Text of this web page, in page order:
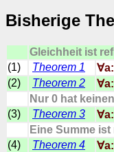
Bisherige
Gleichheit ist
(1)
Theorem 1
(2)
Theorem 2
Nur 0 hat
(3)
Theorem 3
Eine Summe
(4)
Theorem 4